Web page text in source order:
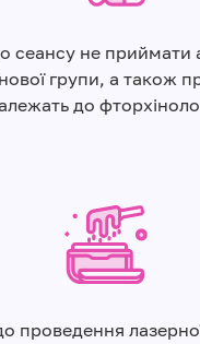
сеансу не приймати
групи, а також
до
проведення лазерної